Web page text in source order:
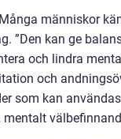
människor
”Den kan ge
och lindra
och
som kan